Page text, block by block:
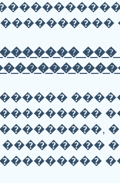
���������